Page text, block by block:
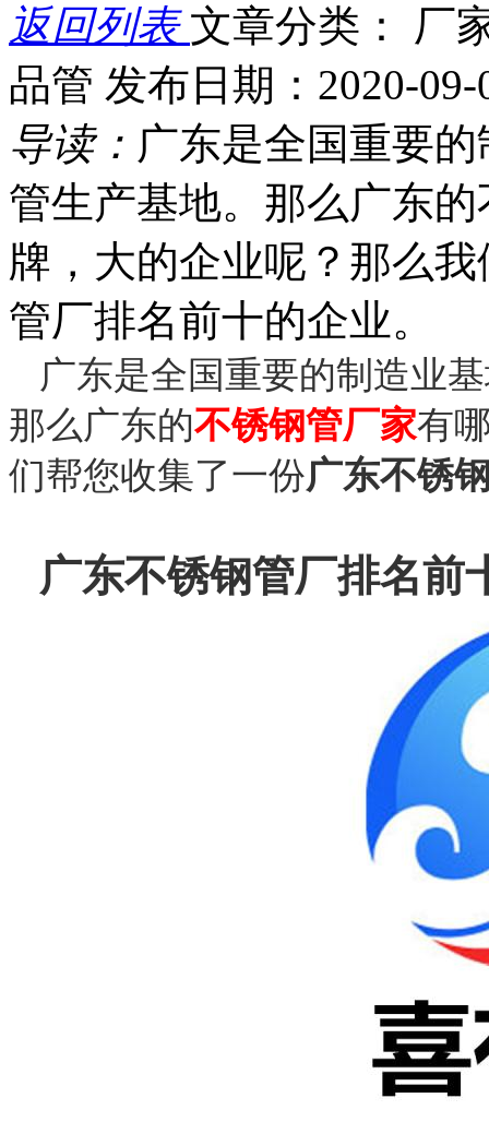
返回列表文章分类： 厂
品管 发布日期：2020-09-
导读： 广东是全国重要
管生产基地。那么广东
牌，大的企业呢？那么
管厂排名前十的企业。
广东是全国重要的制造业
那么广东的不锈钢管厂家有
们帮您收集了一份广东不锈
广东不锈钢管厂排名前